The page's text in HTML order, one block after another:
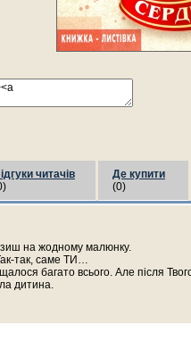
читачів
Де купити
(0)
на жодному малюнку.
так, саме ТИ…
багато всього. Але після
дитина.